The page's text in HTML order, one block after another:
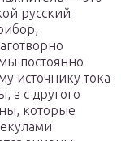
русский
постоянно
источнику тока
а с другого
которые